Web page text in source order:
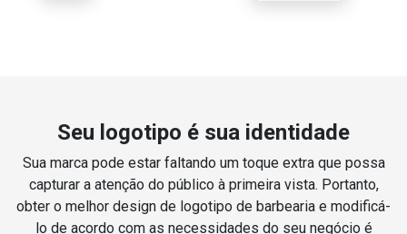
Seu logotipo é sua identidade
Sua marca pode estar faltando um toque extra que possa
capturar a atenção do público à primeira vista. Portanto,
obter o melhor design de logotipo de barbearia e modificá-
lo de acordo com as necessidades do seu negócio é